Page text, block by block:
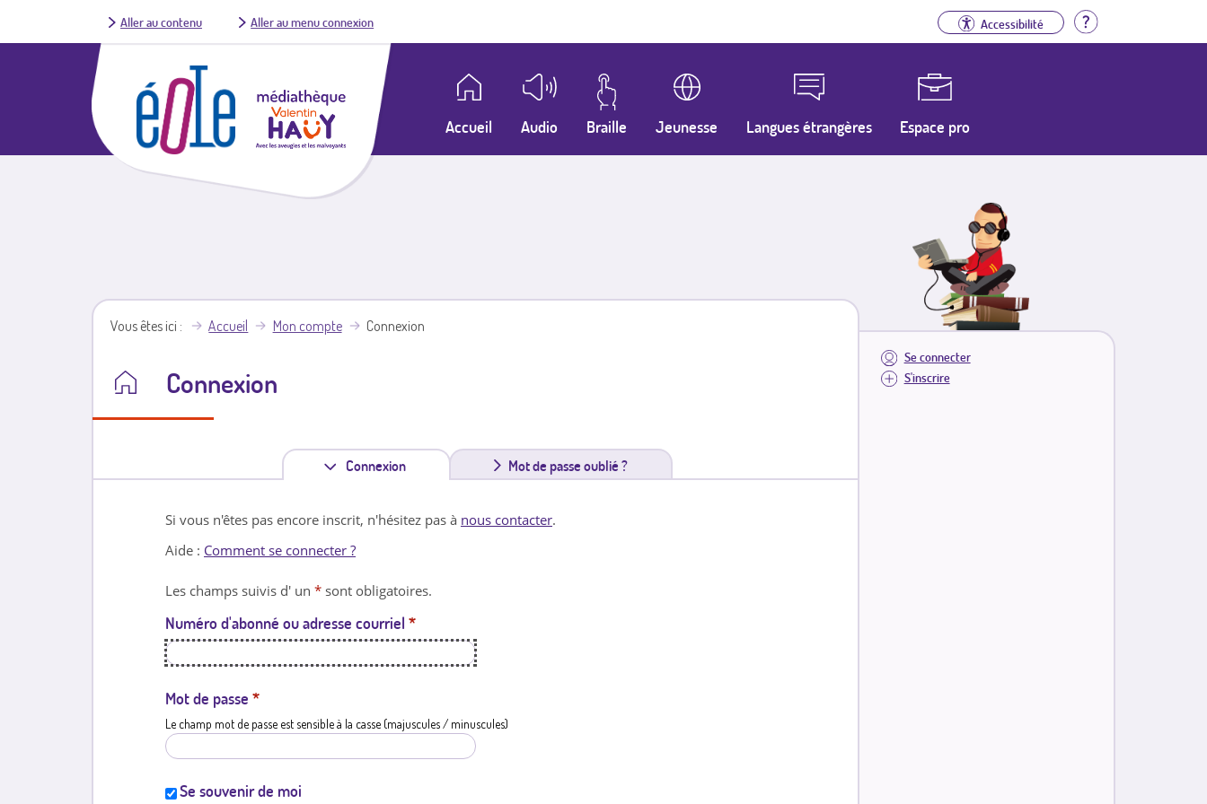
Aller au contenu Aller au menu connexion Accessibilité Aide
Accueil Audio Braille Jeunesse Langues étrangères Espace pro
Se connecter
S'inscrire
Vous êtes ici Accueil Mon compte Connexion
Connexion
Connexion
n
l
e
Mot de passe oublié ?
Si vous n'êtes pas encore inscrit, n'hésitez pas à nous contacter.
Aide : Comment se connecter ?
Les champs suivis d' un * sont obligatoires.
Numéro d'abonné ou adresse courriel *
Mot de passe *
Le champ mot de passe est sensible à la casse (majuscules / minuscules)
Se souvenir de moi